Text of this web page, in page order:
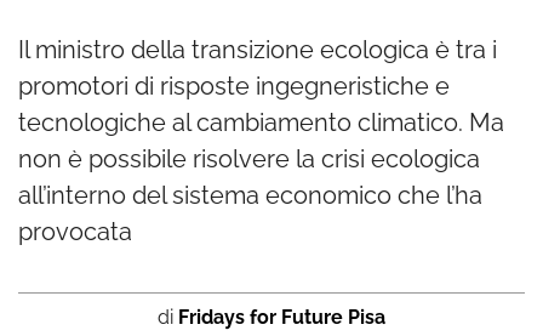
Il ministro della transizione ecologica è tra i
promotori di risposte ingegneristiche e
tecnologiche al cambiamento climatico. Ma
non è possibile risolvere la crisi ecologica
all’interno del sistema economico che l’ha
provocata
di Fridays for Future Pisa